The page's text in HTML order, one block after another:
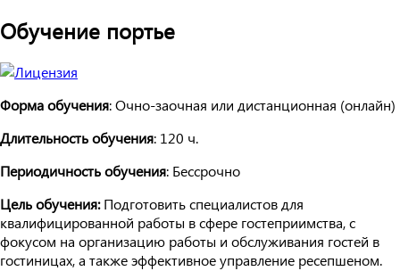
Обучение портье
Форма обучения: Очно-заочная или дистанционная (онлайн)
Длительность обучения: 120 ч.
Периодичность обучения: Бессрочно
Цель обучения:Подготовить специалистов для
квалифицированной работы в сфере гостеприимства, с
фокусом на организацию работы и обслуживания гостей в
гостиницах, а также эффективное управление ресепшеном.